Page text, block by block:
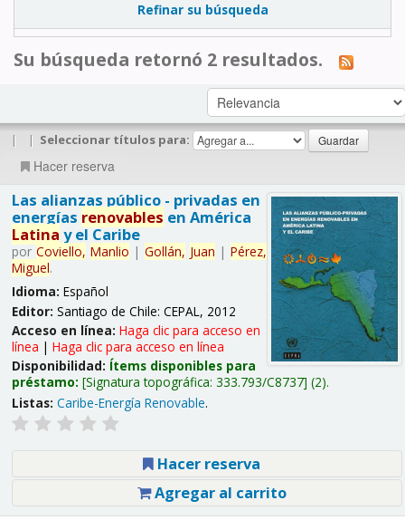
Refinar su búsqueda
Su búsqueda retornó 2 resultados.
| | Seleccionar títulos para:
Hacer reserva
Las alianzas público - privadas en
energías renovables en América
Latina y el Caribe
por Coviello, Manlio | Gollán, Juan | Pérez,
Miguel.
Idioma: Español
Editor: Santiago de Chile: CEPAL, 2012
Acceso en línea: Haga clic para acceso en
línea | Haga clic para acceso en línea
Disponibilidad: Ítems disponibles para
préstamo: Signatura topográfica: 333.793/C8737 (2).
Listas: Caribe-Energía Renovable.
Hacer reserva
Agregar al carrito